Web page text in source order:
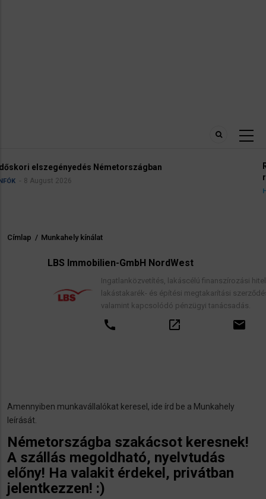
Robbanóanyaggal felszerelt drónt találtak a
Morzsa
Címlap / Munkahely kínálat
LBS Immobilien-GmbH NordWest
Ingatlanközvetítés, lakáscélú finanszírozási hitelek,
lakástakarék- és építési megtakarítási szerződések,
valamint kapcsolódó pénzügyi tanácsadás.
Amennyiben munkavállalókat keresel, ide írd be a Munkahely
leírását.
Németországba szakácsot keresnek!
A szállás megoldható, nyelvtudás
előny! Ha valakit érdekel, privátban
jelentkezzen! :)